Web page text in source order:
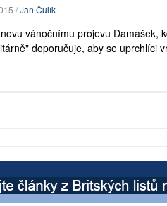
/Jan Čulík
vánočnímu projevu Damašek,
doporučuje, aby se uprchlíci